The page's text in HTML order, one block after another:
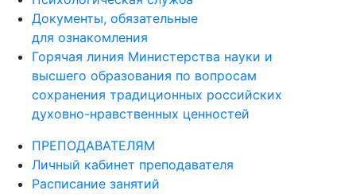
Документы, обязательные
для ознакомления
Горячая линия Министерства науки и
высшего образования по вопросам
сохранения традиционных российских
духовно-нравственных ценностей
ПРЕПОДАВАТЕЛЯМ
Личный кабинет преподавателя
Расписание занятий